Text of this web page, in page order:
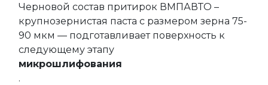
Черновой состав притирок ВМПАВТО –
крупнозернистая паста с размером зерна 75-
90 мкм — подготавливает поверхность к
следующему этапу
микрошлифования
.